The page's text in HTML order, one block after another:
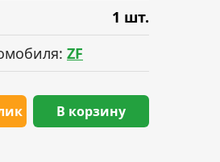
1 шт.
ZF
В корзину